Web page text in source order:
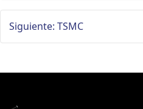
Siguiente: TSMC